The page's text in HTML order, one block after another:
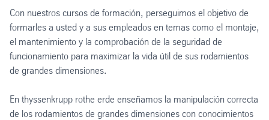
Con nuestros cursos de formación, perseguimos el objetivo de
formarles a usted y a sus empleados en temas como el montaje,
el mantenimiento y la comprobación de la seguridad de
funcionamiento para maximizar la vida útil de sus rodamientos
de grandes dimensiones.
En thyssenkrupp rothe erde enseñamos la manipulación correcta
de los rodamientos de grandes dimensiones con conocimientos